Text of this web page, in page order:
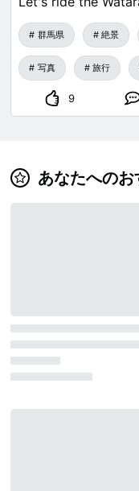
群馬県 絶景
写真 旅行
9
あなたへのお